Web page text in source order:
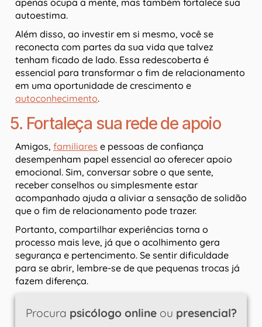
autoestima.
Além disso, ao investir em si mesmo, você se
reconecta com partes da sua vida que talvez
tenham ficado de lado. Essa redescoberta é
essencial para transformar o fim de relacionamento
em uma oportunidade de crescimento e
autoconhecimento.
5. Fortaleça sua rede de apoio
Amigos, familiares e pessoas de confiança
desempenham papel essencial ao oferecer apoio
emocional. Sim, conversar sobre o que sente,
receber conselhos ou simplesmente estar
acompanhado ajuda a aliviar a sensação de solidão
que o fim de relacionamento pode trazer.
Portanto, compartilhar experiências torna o
processo mais leve, já que o acolhimento gera
segurança e pertencimento. Se sentir dificuldade
para se abrir, lembre-se de que pequenas trocas já
fazem diferença.
Procura psicólogo onlineou presencial?